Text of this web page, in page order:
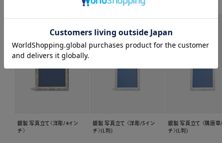
銀製 写真立て〈洋彫/4イン
チ〉
銀製 写真立て 〈洋彫/5イン
チ〉(L判)
銀製 写真立て 〈隅唐
チ〉(L判)